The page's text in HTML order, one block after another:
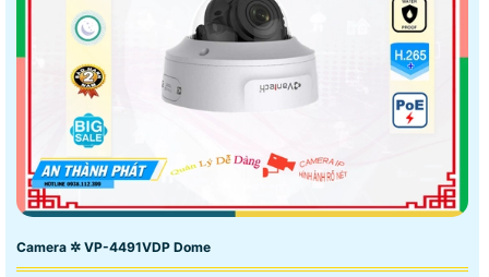
Camera ✲ VP-4491VDP Dome